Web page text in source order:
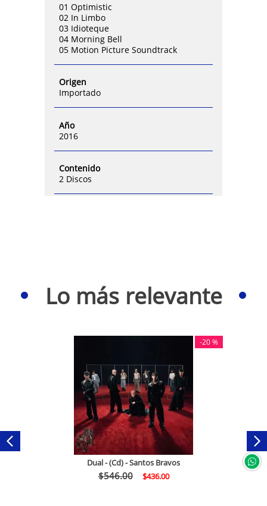
01 Optimistic
02 In Limbo
03 Idioteque
04 Morning Bell
05 Motion Picture Soundtrack
Origen
Importado
Año
2016
Contenido
2 Discos
Lo más relevante
-20 %
Dual - (Cd) - Santos Bravos
$546.00 $436.00